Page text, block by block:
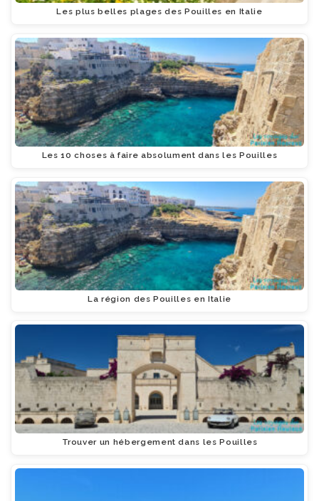
Les plus belles plages des Pouilles en Italie
Les 10 choses à faire absolument dans les Pouilles
La région des Pouilles en Italie
Trouver un hébergement dans les Pouilles